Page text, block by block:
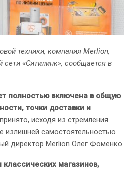
техники, компания Merlion,
«Ситилинк», сообщается в
полностью включена в общую
точки доставки и
исходя из стремления
излишней самостоятельностью
директор Merlion Олег Фоменко.
магазинов,